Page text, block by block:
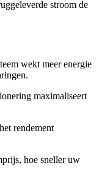
stroom de
wekt meer energie
maximaliseert
rendement
hoe sneller uw